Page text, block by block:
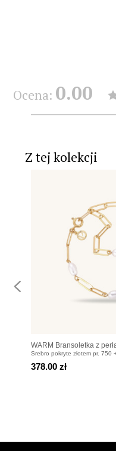
Ocena: 0.00
Z tej kolekcji
WARM Bransoletka z
pozłacanym
Srebro pokryte złotem pr. 750
378.00 zł